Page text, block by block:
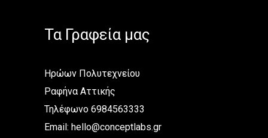
Τα Γραφεία μας
Ηρώων Πολυτεχνείου
Ραφήνα Αττικής
Τηλέφωνο 6984563333
Email: hello@conceptlabs.gr